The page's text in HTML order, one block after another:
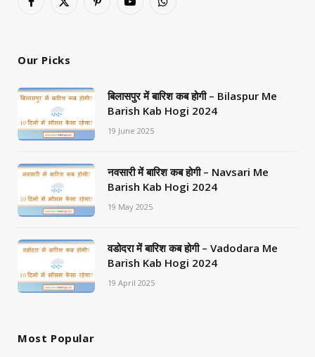
Facebook
X
PinterestYouTubeWhatsApp
Our Picks
बिलासपुर में बारिश कब होगी – Bilaspur Me
Barish Kab Hogi 2024
19 June 2025
नवसारी में बारिश कब होगी – Navsari Me
Barish Kab Hogi 2024
19 May 2025
वडोदरा में बारिश कब होगी – Vadodara Me
Barish Kab Hogi 2024
19 April 2025
Most Popular